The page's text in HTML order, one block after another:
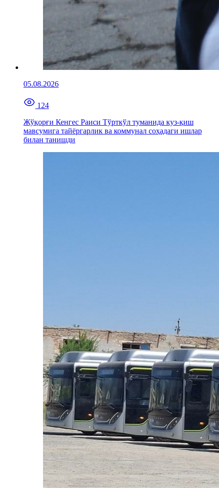
05.08.2026
124
Жўқорғи Кенгес Раиси Тўрткўл туманида куз-қиш
мавсумига тайёргарлик ва коммунал соҳадаги ишлар
билан танишди